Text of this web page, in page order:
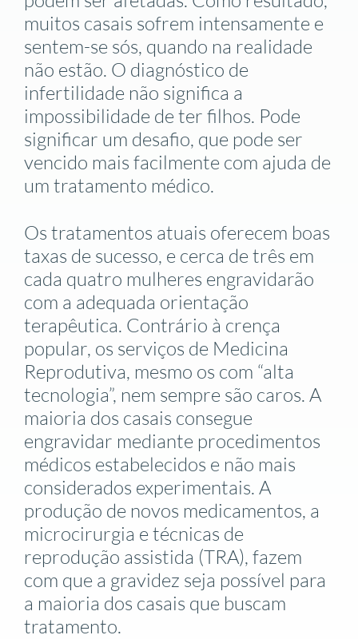
muitos casais sofrem intensamente e
sentem-se sós, quando na realidade
não estão. O diagnóstico de
infertilidade não significa a
impossibilidade de ter filhos. Pode
significar um desafio, que pode ser
vencido mais facilmente com ajuda de
um tratamento médico.
Os tratamentos atuais oferecem boas
taxas de sucesso, e cerca de três em
cada quatro mulheres engravidarão
com a adequada orientação
terapêutica. Contrário à crença
popular, os serviços de Medicina
Reprodutiva, mesmo os com “alta
tecnologia”, nem sempre são caros. A
maioria dos casais consegue
engravidar mediante procedimentos
médicos estabelecidos e não mais
considerados experimentais. A
produção de novos medicamentos, a
microcirurgia e técnicas de
reprodução assistida (TRA), fazem
com que a gravidez seja possível para
a maioria dos casais que buscam
tratamento.